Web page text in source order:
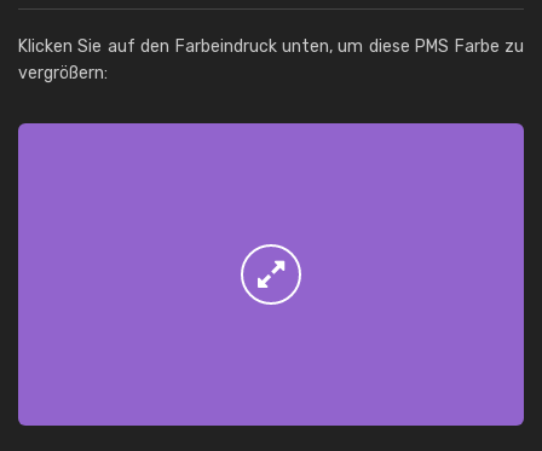
Klicken Sie auf den Farbeindruck unten, um diese PMS Farbe zu
vergrößern: